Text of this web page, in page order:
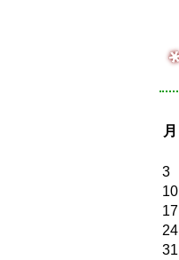
月
3
10
17
24
31